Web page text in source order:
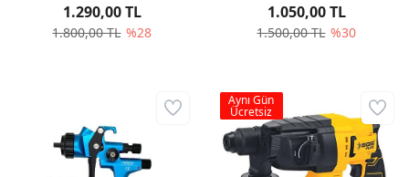
1.800,00 TL %28
1.290,00 TL
1.500,00 TL %30
1.050,00 TL
Aynı Gün
Ücretsiz